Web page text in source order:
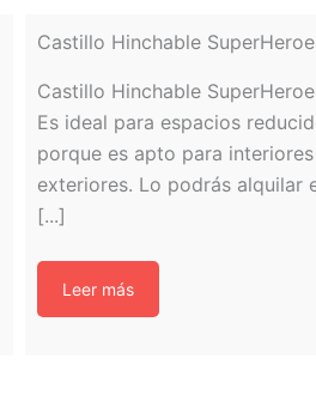
Castillo Hinchable
Castillo Hinchable
Es ideal para espacios
porque es apto para
exteriores. Lo podrás alquilar
[...]
Leer más